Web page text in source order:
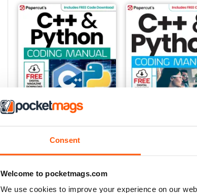
Consent
Welcome to pocketmags.com
We use cookies to improve your experience on our
Summer 2025
Al carrello
Winter 2024